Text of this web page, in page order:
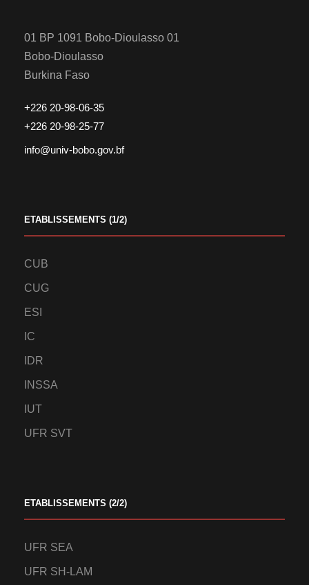
01 BP 1091 Bobo-Dioulasso 01
Bobo-Dioulasso
Burkina Faso
+226 20-98-06-35
+226 20-98-25-77
info@univ-bobo.gov.bf
ETABLISSEMENTS (1/2)
CUB
CUG
ESI
IC
IDR
INSSA
IUT
UFR SVT
ETABLISSEMENTS (2/2)
UFR SEA
UFR SH-LAM